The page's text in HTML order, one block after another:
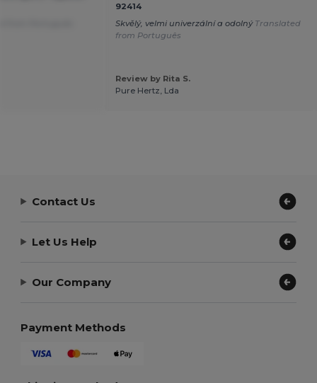
92414
Skvělý, velmi univerzální a odolný Translated
from Português
Review by Rita S.
Pure Hertz, Lda
Contact Us
Let Us Help
Our Company
Payment Methods